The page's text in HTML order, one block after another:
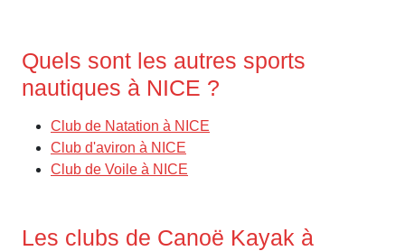
Quels sont les autres sports
nautiques à NICE ?
Club de Natation à NICE
Club d'aviron à NICE
Club de Voile à NICE
Les clubs de Canoë Kayak à